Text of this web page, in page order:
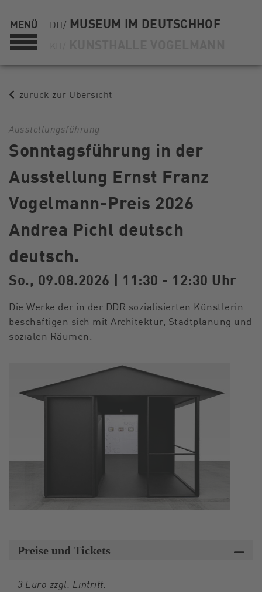
MENÜ DH/ MUSEUM IM DEUTSCHHOF
zurück zur Übersicht
Ausstellungsführung
Sonntagsführung in der
Ausstellung Ernst Franz
Vogelmann-Preis 2026
Andrea Pichl deutsch
deutsch.
So., 09.08.2026 | 11:30 - 12:30 Uhr
Die Werke der in der DDR sozialisierten Künstlerin
beschäftigen sich mit Architektur, Stadtplanung und
sozialen Räumen.
Preise und Tickets
3 Euro zzgl. Eintritt.